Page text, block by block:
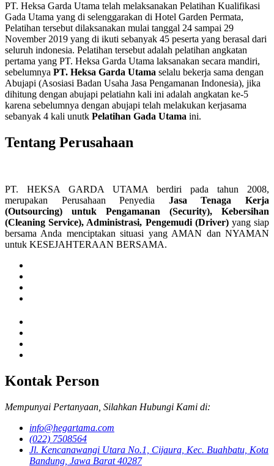
PT. Heksa Garda Utama telah melaksanakan Pelatihan Kualifikasi
Gada Utama yang di selenggarakan di Hotel Garden Permata,
Pelatihan tersebut dilaksanakan mulai tanggal 24 sampai 29
November 2019 yang di ikuti sebanyak 45 peserta yang berasal dari
seluruh indonesia. Pelatihan tersebut adalah pelatihan angkatan
pertama yang PT. Heksa Garda Utama laksanakan secara mandiri,
sebelumnya PT. Heksa Garda Utama selalu bekerja sama dengan
Abujapi (Asosiasi Badan Usaha Jasa Pengamanan Indonesia), jika
dihitung dengan abujapi pelatiahn kali ini adalah angkatan ke-5
karena sebelumnya dengan abujapi telah melakukan kerjasama
sebanyak 4 kali unutk Pelatihan Gada Utama ini.
Tentang Perusahaan
PT. HEKSA GARDA UTAMA berdiri pada tahun 2008,
merupakan Perusahaan Penyedia Jasa Tenaga Kerja
(Outsourcing) untuk Pengamanan (Security), Kebersihan
(Cleaning Service), Administrasi, Pengemudi (Driver) yang siap
bersama Anda menciptakan situasi yang AMAN dan NYAMAN
untuk KESEJAHTERAAN BERSAMA.
Kontak Person
Mempunyai Pertanyaan, Silahkan Hubungi Kami di:
info@hegartama.com
(022) 7508564
Jl. Kencanawangi Utara No.1, Cijaura, Kec. Buahbatu, Kota
Bandung, Jawa Barat 40287